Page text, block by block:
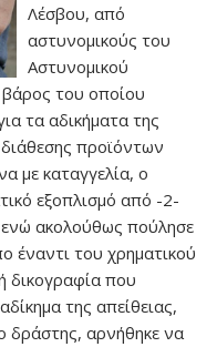
Λέσβου, από
αστυνομικούς του
Αστυνομικού
του οποίου
τα αδικήματα της
προϊόντων
με καταγγελία, ο
εξοπλισμό από -2-
ενώ ακολούθως πούλησε
έναντι του χρηματικού
δικογραφία που
της απείθειας,
δράστης, αρνήθηκε να